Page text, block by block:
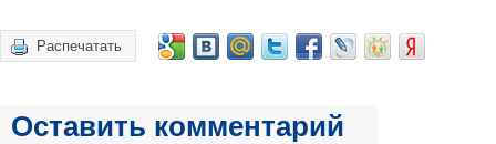
Распечатать
Оставить комментарий